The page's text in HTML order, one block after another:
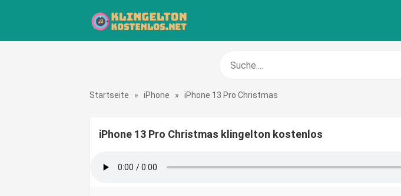
Startseite » iPhone » iPhone 13 Pro Christmas
iPhone 13 Pro Christmas klingelton kostenlos